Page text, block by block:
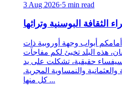
3 Aug 2026·5 min read
الثقافة البوسنية وتراثها
أبواب وجهة أوروبية ذات
هذه البلد تخبئ لكم مفاجآت
حقيقية، تشكلت على يد
والعثمانية والنمساوية المجرية.
كل منها ...